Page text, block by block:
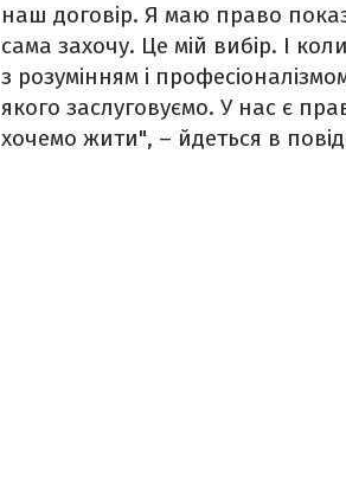
наш договір. Я маю право
сама захочу. Це мій вибір. І
з розумінням і
якого заслуговуємо. У нас є
хочемо жити", – йдеться в